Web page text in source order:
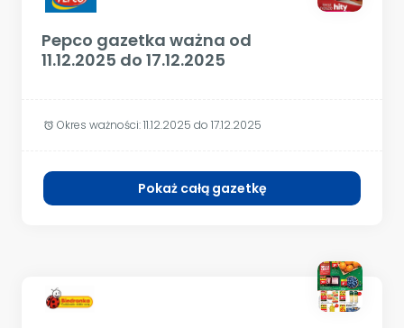
Pepco gazetka ważna od
11.12.2025 do 17.12.2025
alarm Okres ważności:11.12.2025 do 17.12.2025
Pokaż całą gazetkę